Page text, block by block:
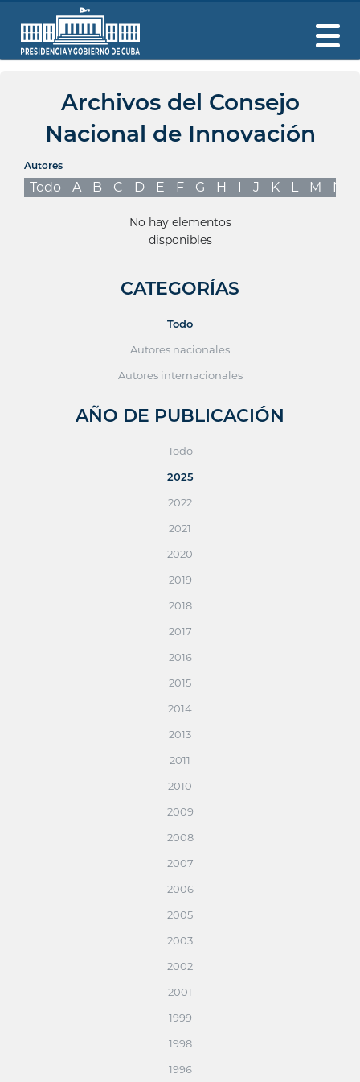
Archivos del Consejo
Nacional de Innovación
Autores
Todo A B C D E F G H I J K L M N
No hay elementos
disponibles
CATEGORÍAS
Todo
Autores nacionales
Autores internacionales
AÑO DE PUBLICACIÓN
Todo
2025
2022
2021
2020
2019
2018
2017
2016
2015
2014
2013
2011
2010
2009
2008
2007
2006
2005
2003
2002
2001
1999
1998
1996